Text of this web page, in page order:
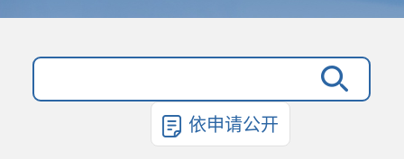
依申请公开